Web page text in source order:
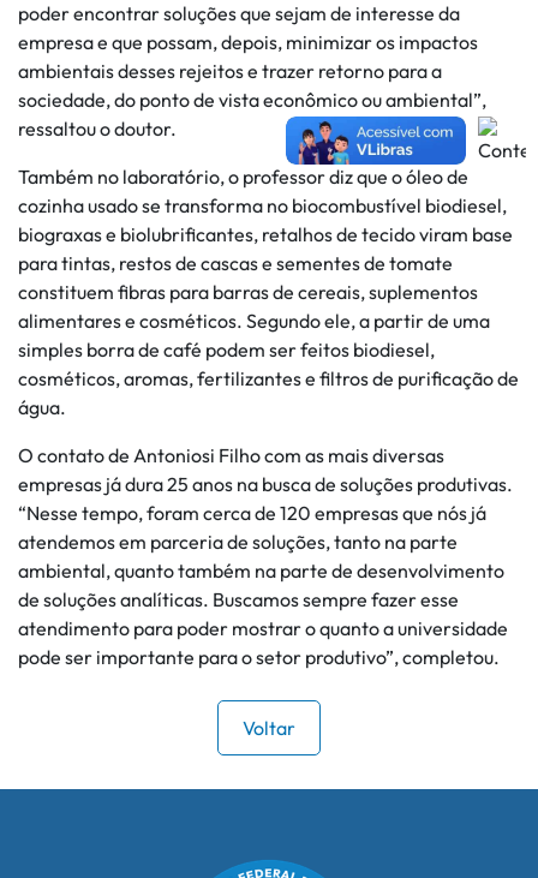
poder encontrar soluções que sejam de interesse da
empresa e que possam, depois, minimizar os impactos
ambientais desses rejeitos e trazer retorno para a
sociedade, do ponto de vista econômico ou ambiental”,
ressaltou o doutor.
Também no laboratório, o professor diz que o óleo de
cozinha usado se transforma no biocombustível biodiesel,
biograxas e biolubrificantes, retalhos de tecido viram base
para tintas, restos de cascas e sementes de tomate
constituem fibras para barras de cereais, suplementos
alimentares e cosméticos. Segundo ele, a partir de uma
simples borra de café podem ser feitos biodiesel,
cosméticos, aromas, fertilizantes e filtros de purificação de
água.
O contato de Antoniosi Filho com as mais diversas
empresas já dura 25 anos na busca de soluções produtivas.
“Nesse tempo, foram cerca de 120 empresas que nós já
atendemos em parceria de soluções, tanto na parte
ambiental, quanto também na parte de desenvolvimento
de soluções analíticas. Buscamos sempre fazer esse
atendimento para poder mostrar o quanto a universidade
pode ser importante para o setor produtivo”, completou.
Voltar